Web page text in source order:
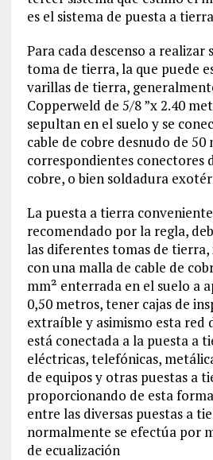
es el sistema de puesta a
Para cada descenso a realizar
toma de tierra, la que puede
varillas de tierra,
Copperweld de 5/8 ”x 2.40
sepultan en el suelo y se
cable de cobre desnudo de 50
correspondientes conectores
cobre, o bien soldadura
La puesta a tierra
recomendado por la regla,
las diferentes tomas de
con una malla de cable de
mm² enterrada en el suelo a
0,50 metros, tener cajas de
extraíble y asimismo esta red
está conectada a la puesta a
eléctricas, telefónicas,
de equipos y otras puestas a
proporcionando de esta
entre las diversas puestas a
normalmente se efectúa por
de ecualización